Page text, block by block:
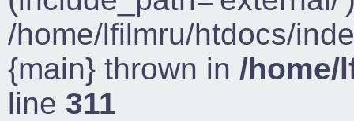
/home/lfilmru/htdocs/
{main} thrown in /home/
line 311